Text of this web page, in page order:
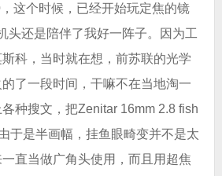
这个时候，已经开始玩定焦的镜
头还是陪伴了我好一阵子。因为工
科，当时就在想，前苏联的光学
了一段时间，干嘛不在当地淘一
种搜文，把Zenitar 16mm 2.8 fish
于是半画幅，挂鱼眼畸变并不是太
直当做广角头使用，而且用超焦